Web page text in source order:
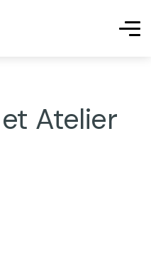
Atelier